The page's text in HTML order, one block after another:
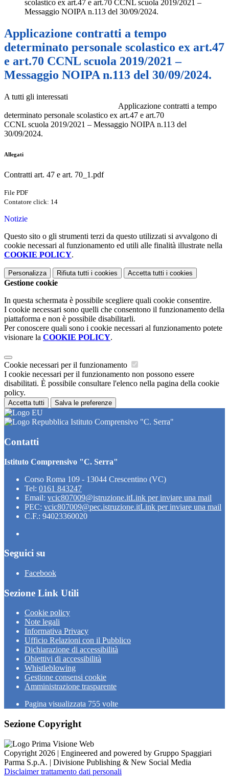
scolastico ex art.47 e art.70 CCNL scuola 2019/2021 –
Messaggio NOIPA n.113 del 30/09/2024.
Applicazione contratti a tempo
determinato personale scolastico ex art.47
e art.70 CCNL scuola 2019/2021 –
Messaggio NOIPA n.113 del 30/09/2024.
A tutti gli interessati
Applicazione contratti a tempo
determinato personale scolastico ex art.47 e art.70
CCNL scuola 2019/2021 – Messaggio NOIPA n.113 del
30/09/2024.
Allegati
Contratti art. 47 e art. 70_1.pdf
File PDF
Contatore click: 14
Notizie
Questo sito o gli strumenti terzi da questo utilizzati si avvalgono di
cookie necessari al funzionamento ed utili alle finalità illustrate nella
COOKIE POLICY.
Personalizza Rifiuta tutti i cookies Accetta tutti i cookies
Gestione cookie
In questa schermata è possibile scegliere quali cookie consentire.
I cookie necessari sono quelli che consentono il funzionamento della
piattaforma e non è possibile disabilitarli.
Per conoscere quali sono i cookie necessari al funzionamento potete
visionare la COOKIE POLICY.
Cookie necessari per il funzionamento
I cookie necessari per il funzionamento non possono essere
disabilitati. È possibile consultare l'elenco nella pagina della cookie
policy.
Accetta tutti Salva le preferenze
Istituto Comprensivo "C. Serra"
Contatti
Istituto Comprensivo "C. Serra"
Corso Roma 109 - 13044 Crescentino (VC)
Tel: 0161 843247
Email: vcic807009@istruzione.itLink per inviare una mail
PEC: vcic807009@pec.istruzione.itLink per inviare una mail
C.F.: 94023360020
Seguici su
Facebook
Sezione Link Utili
Cookie policy
Note legali
Informativa Privacy
Ufficio Relazioni con il Pubblico
Dichiarazione di accessibilità
Obiettivi di accessibilità
Whistleblowing
Gestione consensi cookie
Amministrazione trasparente
Pagina visualizzata 755 volte
Sezione Copyright
Copyright 2026 | Engineered and powered by Gruppo Spaggiari
Parma S.p.A. | Divisione Publishing & New Social Media
Disclaimer trattamento dati personali